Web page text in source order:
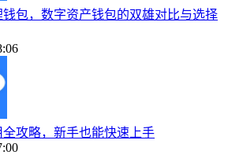
包，数字资产钱包的双雄对比与选择
攻略，新手也能快速上手